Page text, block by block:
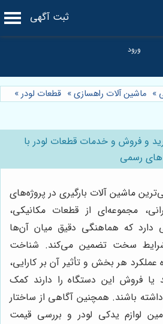
ثبت آگهی
» ماشین آلات راهسازی» قطعات لودر»
و فروش و خدمات قطعات لودر با
های رسمی
ماشین آلات بارگیری در پروژه‌های
مجموعه‌ای از قطعات مکانیکی،
دارد که هماهنگی دقیق میان آن‌ها
شرایط سخت تضمین می‌کند. شناخت
عملکرد هر بخش و تأثیر آن بر کارایی،
یا فروش این دستگاه را دارند کمک
باشند. همچنین آگاهی از ساختار
لوازم یدکی لودر و بررسی قیمت